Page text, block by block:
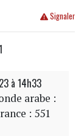
Signaler
à 14h33
arabe :
: 551